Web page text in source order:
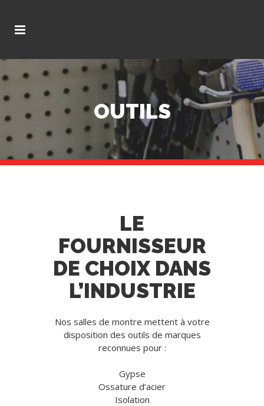
OUTILS
LE
FOURNISSEUR
DE CHOIX DANS
L’INDUSTRIE
Nos salles de montre mettent à votre
disposition des outils de marques
reconnues pour :
Gypse
Ossature d’acier
Isolation